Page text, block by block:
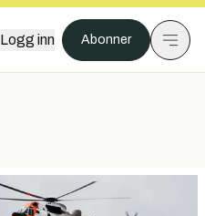
Logg inn Abonner